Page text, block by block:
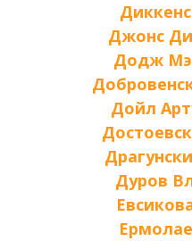
Джонс
Додж
Дойл
Дуров